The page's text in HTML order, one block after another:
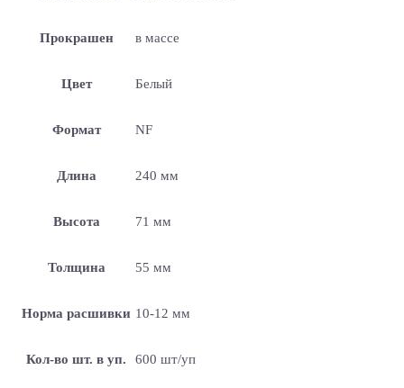
Прокрашен в массе
Цвет Белый
Формат NF
Длина 240 мм
Высота 71 мм
Толщина 55 мм
Норма расшивки 10-12 мм
Кол-во шт. в уп. 600 шт/уп